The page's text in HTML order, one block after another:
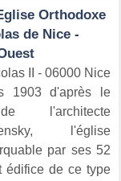
Orthodoxe
de Nice -
II - 06000 Nice
1903 d'après le
l'architecte
l'église
par ses 52
édifice de ce type